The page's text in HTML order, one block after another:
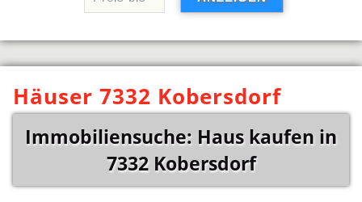
Häuser 7332 Kobersdorf
Immobiliensuche: Haus kaufen in
7332 Kobersdorf